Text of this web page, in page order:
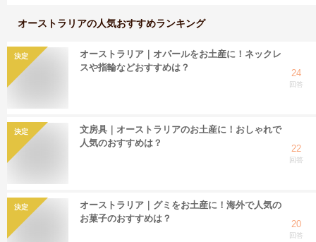
オーストラリアの人気おすすめランキング
決定
オーストラリア｜オパールをお土産に！ネックレ
スや指輪などおすすめは？
24
回答
決定
文房具｜オーストラリアのお土産に！おしゃれで
人気のおすすめは？
22
回答
決定
オーストラリア｜グミをお土産に！海外で人気の
お菓子のおすすめは？
20
回答